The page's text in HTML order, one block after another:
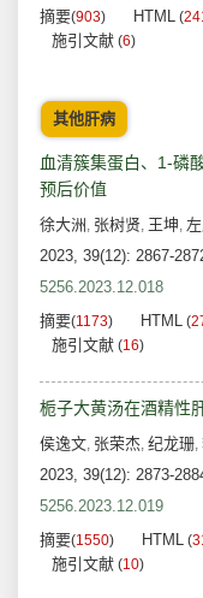
摘要(903) HTML (
施引文献 (6)
其他肝病
血清簇集蛋白、1-磷
预后价值
徐大洲, 张树贤, 王坤,
2023, 39(12): 2867-
5256.2023.12.018
摘要(1173) HTML (
施引文献 (16)
栀子大黄汤在酒精性
侯逸文, 张荣杰, 纪龙珊,
2023, 39(12): 2873-
5256.2023.12.019
摘要(1550) HTML (
施引文献 (10)